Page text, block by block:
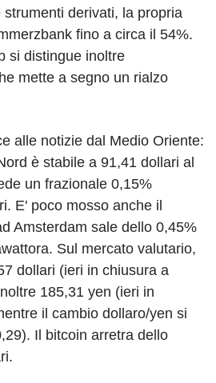
derivati, la propria
fino a circa il 54%.
si distingue inoltre
mette a segno un rialzo
alle notizie dal Medio Oriente:
è stabile a 91,41 dollari al
un frazionale 0,15%
E' poco mosso anche il
Amsterdam sale dello 0,45%
Sul mercato valutario,
dollari (ieri in chiusura a
185,31 yen (ieri in
il cambio dollaro/yen si
Il bitcoin arretra dello